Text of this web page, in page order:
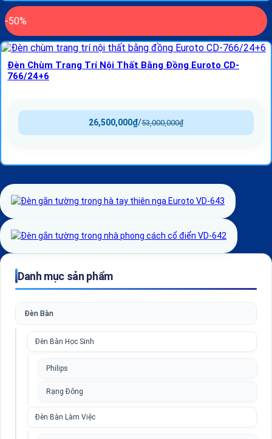
-50%
Đèn Chùm Trang Trí Nội Thất Bằng Đồng Euroto CD-
766/24+6
53,000,000₫
/
26,500,000₫
Danh mục sản phẩm
Đèn Bàn
Đèn Bàn Học Sinh
Philips
Rạng Đông
Đèn Bàn Làm Việc